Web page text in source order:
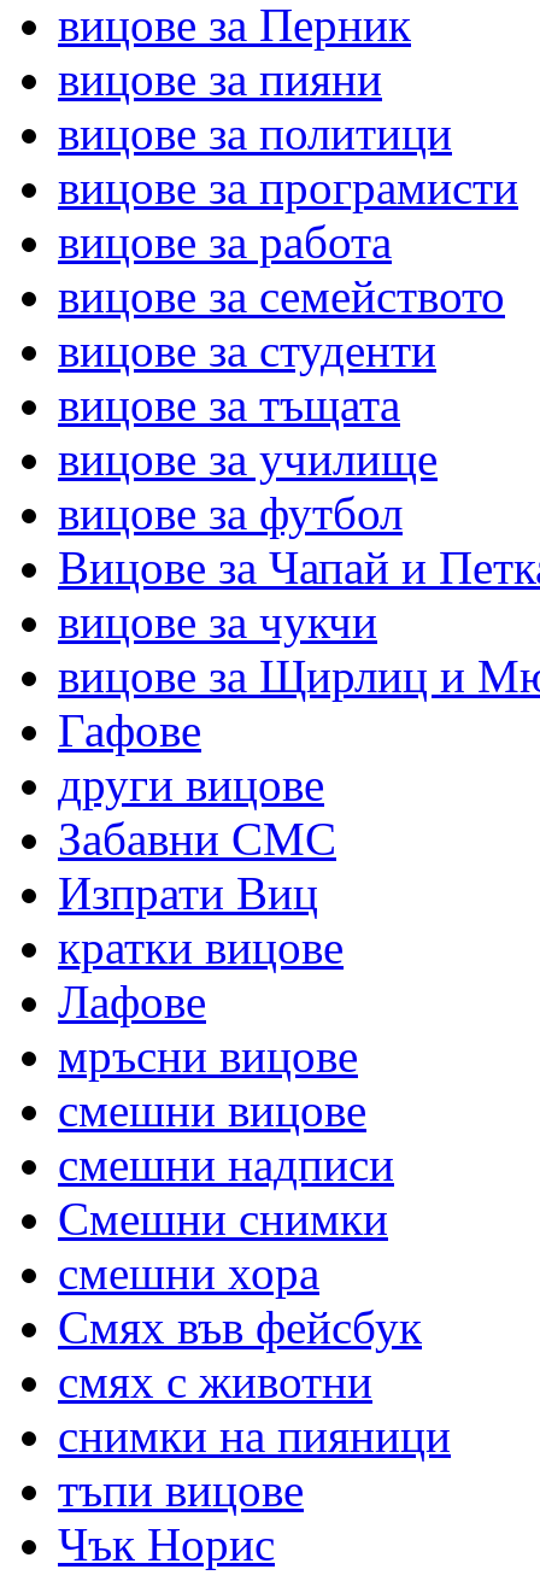
вицове за Перник
вицове за пияни
вицове за политици
вицове за програмисти
вицове за работа
вицове за семейството
вицове за студенти
вицове за тъщата
вицове за училище
вицове за футбол
Вицове за Чапай и
вицове за чукчи
вицове за Щирлиц и
Гафове
други вицове
Забавни СМС
Изпрати Виц
кратки вицове
Лафове
мръсни вицове
смешни вицове
смешни надписи
Смешни снимки
смешни хора
Смях във фейсбук
смях с животни
снимки на пияници
тъпи вицове
Чък Норис